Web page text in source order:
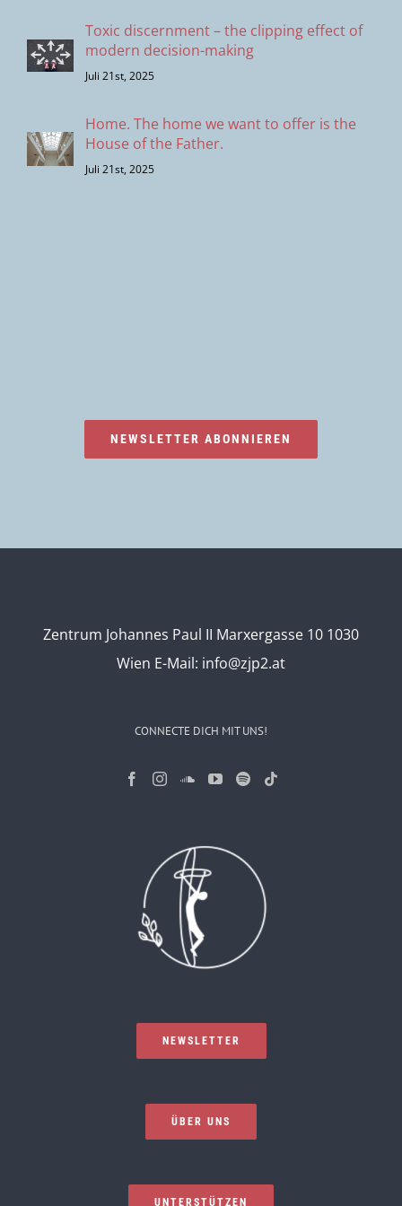
Toxic discernment – the clipping effect of
modern decision-making
Juli 21st, 2025
Home. The home we want to offer is the
House of the Father.
Juli 21st, 2025
NEWSLETTER ABONNIEREN
Zentrum Johannes Paul II Marxergasse 10 1030
Wien E-Mail: info@zjp2.at
CONNECTE DICH MIT UNS!
NEWSLETTER
ÜBER UNS
UNTERSTÜTZEN